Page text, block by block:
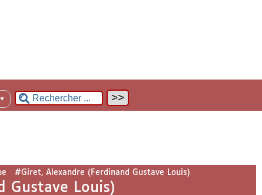
▼
#Giret, Alexandre (Ferdinand Gustave Louis)
Gustave Louis)